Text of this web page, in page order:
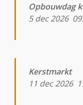
Opbouwdag
5 dec 2026
Kerstmarkt
11 dec 2026